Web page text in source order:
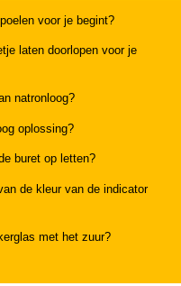
voor je begint?
laten doorlopen voor je
natronloog?
oplossing?
buret op letten?
de kleur van de indicator
met het zuur?